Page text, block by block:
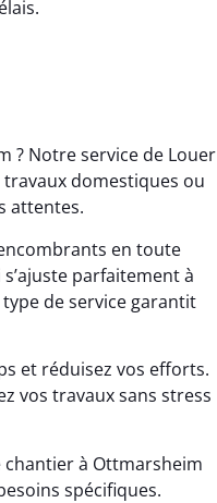
? Notre service de Louer
domestiques ou
attentes.
en toute
parfaitement à
de service garantit
et réduisez vos efforts.
vos travaux sans stress
à Ottmarsheim
spécifiques.